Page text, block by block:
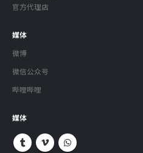
官方代理店
媒体
微博
微信公众号
哔哩哔哩
媒体